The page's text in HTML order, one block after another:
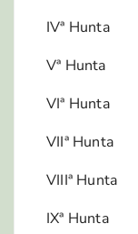
IVª Hunta
Vª Hunta
VIª Hunta
VIIª Hunta
VIIIª Hunta
IXª Hunta